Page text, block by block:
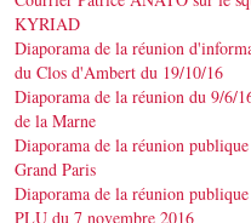
KYRIAD
Diaporama de la réunion
du Clos d'Ambert du 19/10/16
Diaporama de la réunion du 9/6/
de la Marne
Diaporama de la réunion
Grand Paris
Diaporama de la réunion
PLU du 7 novembre 2016